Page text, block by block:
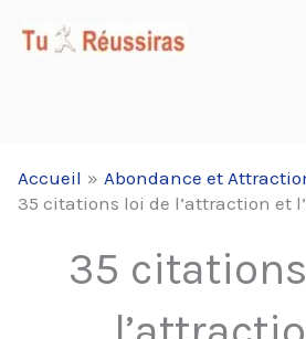
Accueil
Abondance et
35 citations loi de l’attraction et
35